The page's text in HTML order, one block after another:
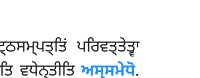
ਪਰਿਵਤ੍ਤੇਤ੍ਵਾ
ਵਧੇਨ੍ਤੀਤਿਅਸ੍ਸਮੇਧੋ.